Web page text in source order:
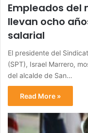
Empleados del
llevan ocho
salarial
El presidente del
(SPT), Israel Marrero,
del alcalde de San…
Read More »